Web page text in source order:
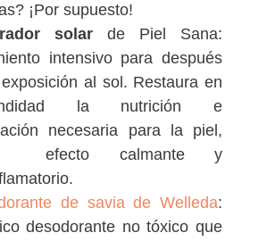
¡Por supuesto!
solar de Piel Sana:
intensivo para después
al sol. Restaura en
la nutrición e
necesaria para la piel,
efecto calmante y
de savia de Welleda:
desodorante no tóxico que